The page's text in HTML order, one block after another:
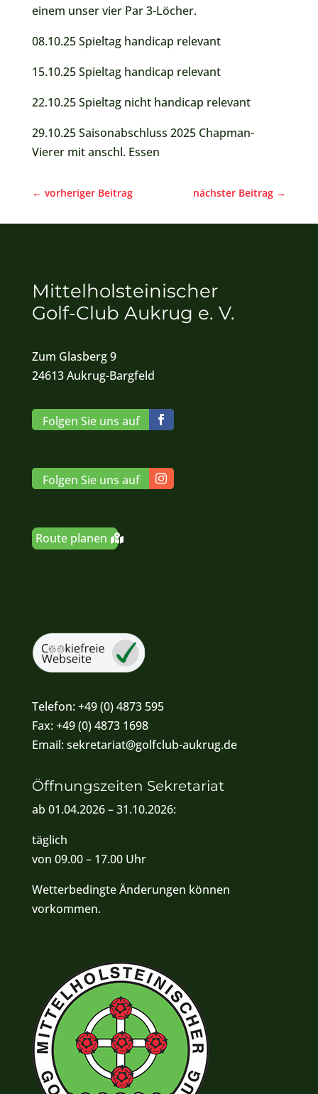
einem unser vier Par 3-Löcher.
08.10.25 Spieltag handicap relevant
15.10.25 Spieltag handicap relevant
22.10.25 Spieltag nicht handicap relevant
29.10.25 Saisonabschluss 2025 Chapman-
Vierer mit anschl. Essen
← vorheriger Beitrag nächster Beitrag →
Mittelholsteinischer
Golf-Club Aukrug e. V.
Zum Glasberg 9
24613 Aukrug-Bargfeld
Folgen Sie uns auf
Folgen Sie uns auf
Route planen
Telefon:+49 (0) 4873 595
Fax:+49 (0) 4873 1698
Email:sekretariat@golfclub-aukrug.de
Öffnungszeiten Sekretariat
ab 01.04.2026 – 31.10.2026:
täglich
von 09.00 – 17.00 Uhr
Wetterbedingte Änderungen können
vorkommen.